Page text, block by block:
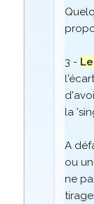
3 -
la
A
ou
ne